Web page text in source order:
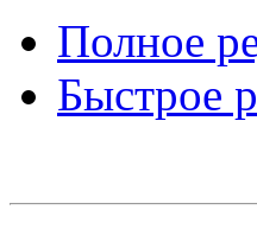
Полное
Быстрое